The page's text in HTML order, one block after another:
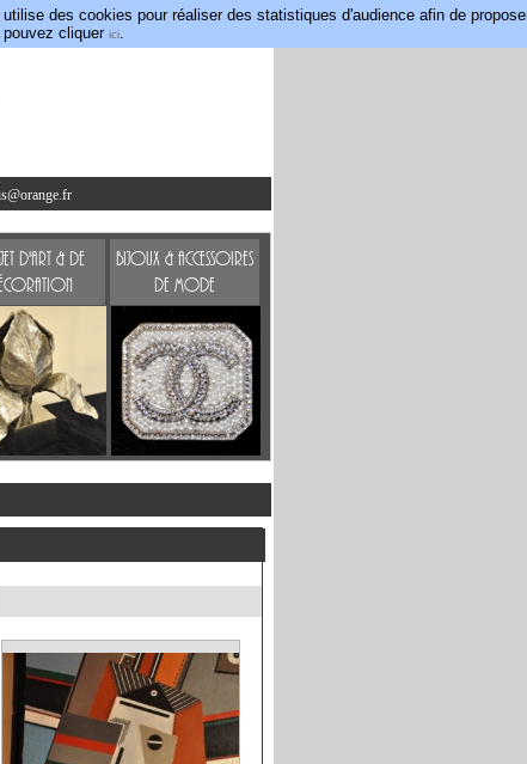
des cookies pour réaliser des statistiques d'audience afin de
cliquer ici.
d'art & de
Bijoux & accessoires
de mode